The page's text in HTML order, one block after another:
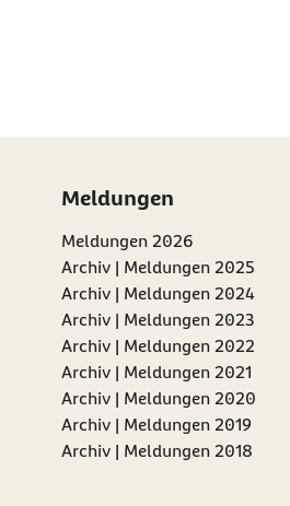
Meldungen
Meldungen 2026
Archiv | Meldungen 2025
Archiv | Meldungen 2024
Archiv | Meldungen 2023
Archiv | Meldungen 2022
Archiv | Meldungen 2021
Archiv | Meldungen 2020
Archiv | Meldungen 2019
Archiv | Meldungen 2018